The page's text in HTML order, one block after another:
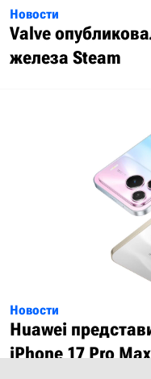
Новости
Valve
железа Steam
Новости
Huawei
iPhone 17 Pro